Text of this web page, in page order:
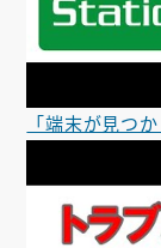
「端末が見つ